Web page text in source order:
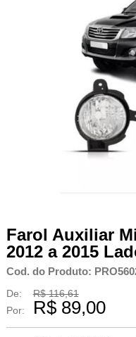
Farol Auxiliar
2012 a 2015
Cod. do Produto:
De:
R$ 116,61
Por:
R$ 89,00